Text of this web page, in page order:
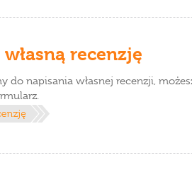
recenzję
do napisania własnej recenzji,